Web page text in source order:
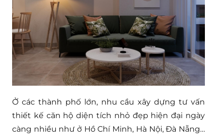
Ở các thành phố lớn, nhu cầu xây dựng tư vấn
thiết kế căn hộ diện tích nhỏ đẹp hiện đại ngày
càng nhiều như ở Hồ Chí Minh, Hà Nội, Đà Nẵng…